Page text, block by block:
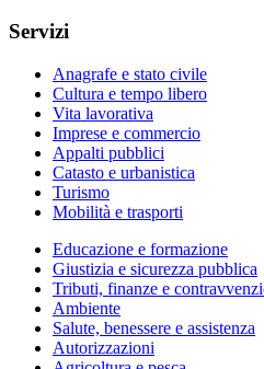
Servizi
Anagrafe e stato civile
Cultura e tempo libero
Vita lavorativa
Imprese e commercio
Appalti pubblici
Catasto e urbanistica
Turismo
Mobilità e trasporti
Educazione e formazione
Giustizia e sicurezza pubblica
Tributi, finanze e
Ambiente
Salute, benessere e assistenza
Autorizzazioni